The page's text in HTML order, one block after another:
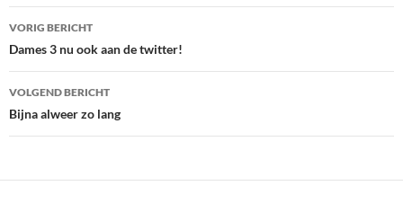
Bericht
navigatie
VORIG BERICHT
Dames 3 nu ook aan de twitter!
VOLGEND BERICHT
Bijna alweer zo lang